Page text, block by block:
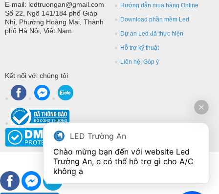
E-mail: ledtruongan@gmail.com
Số 22, Ngõ 141/184 phố Giáp
Nhị, Phường Hoàng Mai, Thành
phố Hà Nội, Việt Nam
Hướng dẫn mua hàng Online
Download phần mềm Led
Dự án Led đã thực hiện
Hỗ trợ kỹ thuật
Liên hệ, Góp ý
Kết nối với chúng tôi
LED Trường An
Chào mừng bạn đến với website Led
Trường An, e có thể hỗ trợ gì cho A/C
không ạ